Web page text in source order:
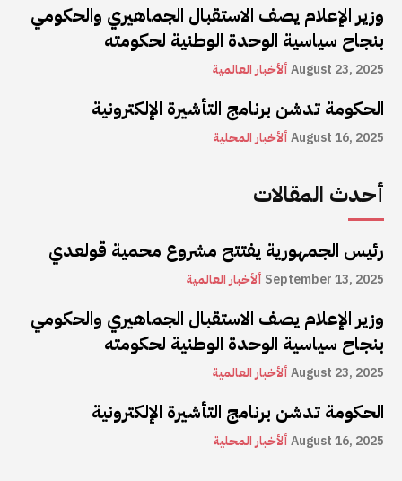
وزير الإعلام يصف الاستقبال الجماهيري والحكومي
بنجاح سياسية الوحدة الوطنية لحكومته
ألأخبار العالميةAugust 23, 2025
الحكومة تدشن برنامج التأشيرة الإلكترونية
ألأخبار المحليةAugust 16, 2025
أحدث المقالات
رئيس الجمهورية يفتتح مشروع محمية قولعدي
ألأخبار العالمية September 13, 2025
وزير الإعلام يصف الاستقبال الجماهيري والحكومي
بنجاح سياسية الوحدة الوطنية لحكومته
ألأخبار العالميةAugust 23, 2025
الحكومة تدشن برنامج التأشيرة الإلكترونية
ألأخبار المحليةAugust 16, 2025